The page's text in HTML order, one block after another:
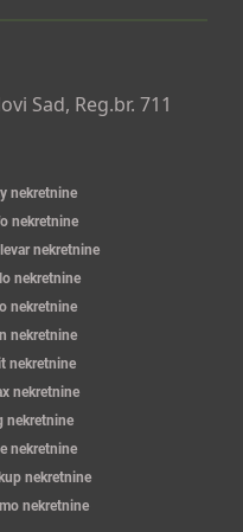
Sad, Reg.br. 711
nekretnine
nekretnine
nekretnine
nekretnine
nekretnine
nekretnine
nekretnine
nekretnine
nekretnine
nekretnine
nekretnine
nekretnine